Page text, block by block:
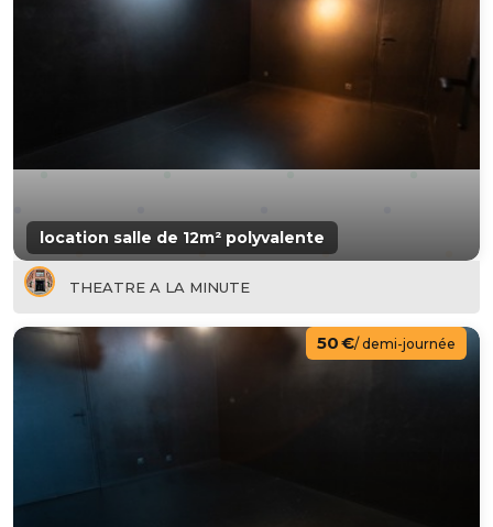
location salle de 12m² polyvalente
THEATRE A LA MINUTE
50 €/ demi-journée